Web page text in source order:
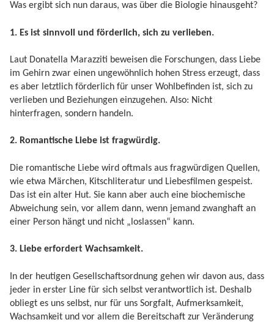
Was ergibt sich nun daraus, was über die Biologie hinausgeht?
1. Es ist sinnvoll und förderlich, sich zu verlieben.
Laut Donatella Marazziti beweisen die Forschungen, dass Liebe
im Gehirn zwar einen ungewöhnlich hohen Stress erzeugt, dass
es aber letztlich förderlich für unser Wohlbefinden ist, sich zu
verlieben und Beziehungen einzugehen. Also: Nicht
hinterfragen, sondern handeln.
2. Romantische Liebe ist fragwürdig.
Die romantische Liebe wird oftmals aus fragwürdigen Quellen,
wie etwa Märchen, Kitschliteratur und Liebesfilmen gespeist.
Das ist ein alter Hut. Sie kann aber auch eine biochemische
Abweichung sein, vor allem dann, wenn jemand zwanghaft an
einer Person hängt und nicht „loslassen“ kann.
3. Liebe erfordert Wachsamkeit.
In der heutigen Gesellschaftsordnung gehen wir davon aus, dass
jeder in erster Line für sich selbst verantwortlich ist. Deshalb
obliegt es uns selbst, nur für uns Sorgfalt, Aufmerksamkeit,
Wachsamkeit und vor allem die Bereitschaft zur Veränderung